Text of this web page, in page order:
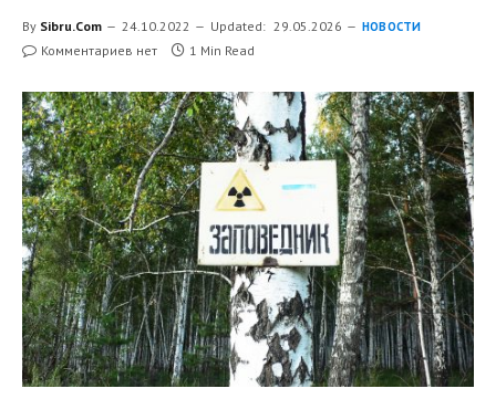
By Sibru.Com 24.10.2022 Updated: 29.05.2026 НОВОСТИ
Комментариев нет 1 Min Read